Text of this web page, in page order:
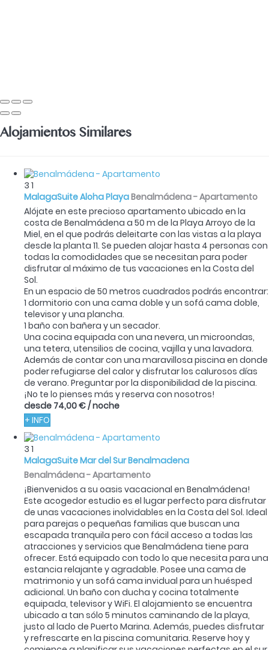
Alojamientos Similares
3 1
MalagaSuite Aloha PlayaBenalmádena -Apartamento
Alójate en este precioso apartamento ubicado en la
costa de Benalmádena a 50 m de la Playa Arroyo de la
Miel, en el que podrás deleitarte con las vistas a la playa
desde la planta 11. Se pueden alojar hasta 4 personas con
todas la comodidades que se necesitan para poder
disfrutar al máximo de tus vacaciones en la Costa del
Sol.
En un espacio de 50 metros cuadrados podrás encontrar:
1 dormitorio con una cama doble y un sofá cama doble,
televisor y una plancha.
1 baño con bañera y un secador.
Una cocina equipada con una nevera, un microondas,
una tetera, utensilios de cocina, vajilla y una lavadora.
Además de contar con una maravillosa piscina en donde
poder refugiarse del calor y disfrutar los calurosos días
de verano. Preguntar por la disponibilidad de la piscina.
¡No te lo pienses más y reserva con nosotros!
desde 74,00 €/ noche
+ INFO
3 1
MalagaSuite Mar del Sur Benalmadena
Benalmádena -Apartamento
¡Bienvenidos a su oasis vacacional en Benalmádena!
Este acogedor estudio es el lugar perfecto para disfrutar
de unas vacaciones inolvidables en la Costa del Sol. Ideal
para parejas o pequeñas familias que buscan una
escapada tranquila pero con fácil acceso a todas las
atracciones y servicios que Benalmádena tiene para
ofrecer. Está equipado con todo lo que necesita para una
estancia relajante y agradable. Posee una cama de
matrimonio y un sofá cama invidual para un huésped
adicional. Un baño con ducha y cocina totalmente
equipada, televisor y WiFi. El alojamiento se encuentra
ubicado a tan sólo 5 minutos caminando de la playa,
justo al lado de Puerto Marina. Además, puedes disfrutar
y refrescarte en la piscina comunitaria. Reserve hoy y